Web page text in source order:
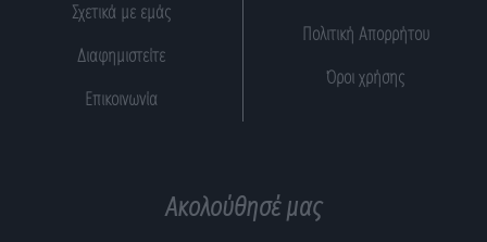
Σχετικά με εμάς
Διαφημιστείτε
Επικοινωνία
Πολιτική Απορρήτου
Όροι χρήσης
Ακολούθησέ μας